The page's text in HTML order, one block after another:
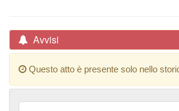
Avvisi
Questo atto è presente solo nello